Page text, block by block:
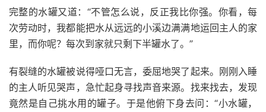
完整的水罐又道：“不管怎么说，反正我比你强。你看，每
次劳动时，我都能把水从远远的小溪边满满地运回主人的家
里，而你呢？每次到家就只剩下半罐水了。”
有裂缝的水罐被说得哑口无言，委屈地哭了起来。刚刚入睡
的主人听见哭声，急忙起身寻找声音来源。找来找去，发现
竟然是自己挑水用的罐子。于是他俯下身去问：“小水罐，